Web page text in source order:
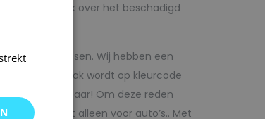
de blanke lak over het beschadigd
spuitbussen. Wij hebben een
De autolak wordt op kleurcode
leverbaar! Om deze reden
Maar niet alleen voor auto’s.. Met